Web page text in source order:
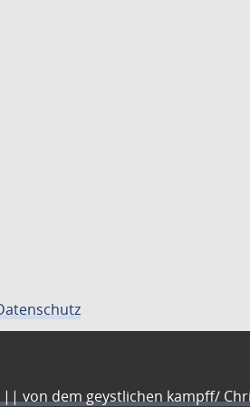
|| von dem geystlichen kampff/